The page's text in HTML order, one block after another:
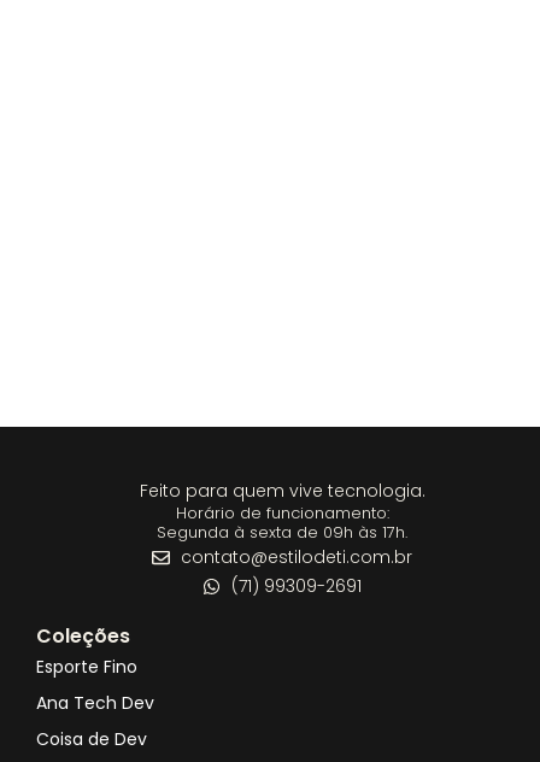
Feito para quem vive tecnologia.
Horário de funcionamento:
Segunda à sexta de 09h às 17h.
contato@estilodeti.com.br
(71) 99309-2691
Coleções
Esporte Fino
Ana Tech Dev
Coisa de Dev